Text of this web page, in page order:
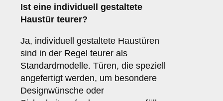
Ist eine individuell gestaltete
Haustür teurer?
Ja, individuell gestaltete Haustüren
sind in der Regel teurer als
Standardmodelle. Türen, die speziell
angefertigt werden, um besondere
Designwünsche oder